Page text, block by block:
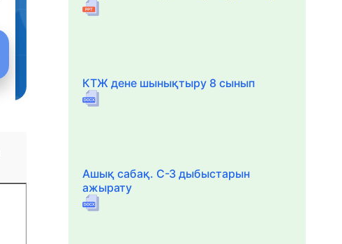
КТЖ дене шынықтыру 8 сынып
Ашық сабақ. С-З дыбыстарын
ажырату